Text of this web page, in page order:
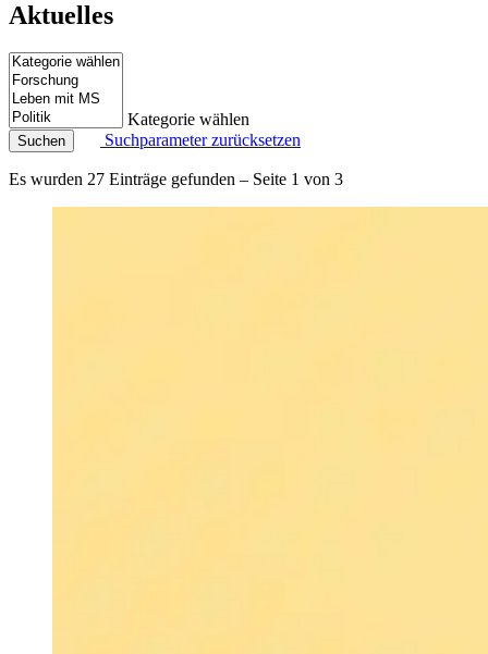
Aktuelles
Kategorie wählen
Suchen Suchparameter zurücksetzen
Es wurden 27 Einträge gefunden – Seite 1 von 3